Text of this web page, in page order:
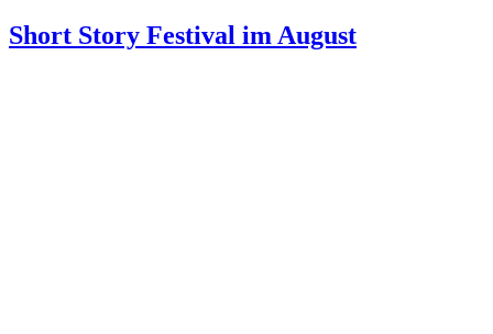
Short Story Festival im August